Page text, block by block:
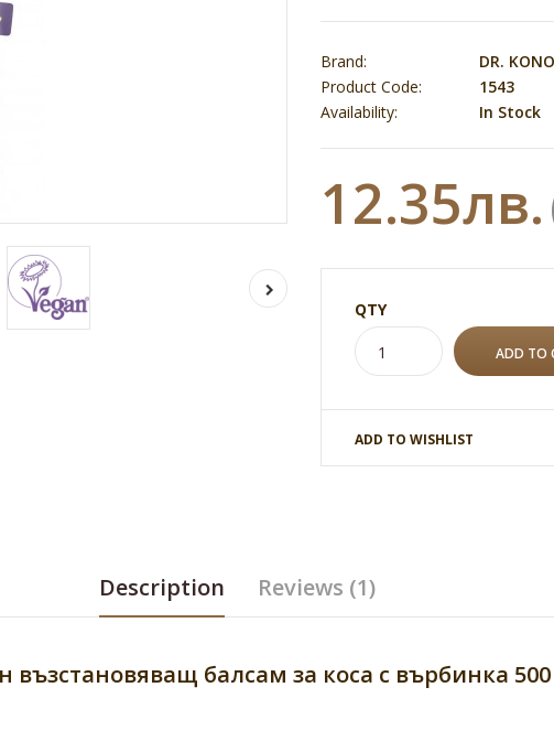
Brand:
DR.
Product Code:
1543
Availability:
In Stock
12.35лв.
QTY
ADD TO WISHLIST
Description Reviews (1)
възстановяващ балсам за коса с върбинка